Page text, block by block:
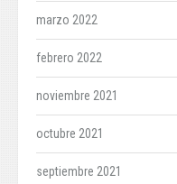
marzo 2022
febrero 2022
noviembre 2021
octubre 2021
septiembre 2021